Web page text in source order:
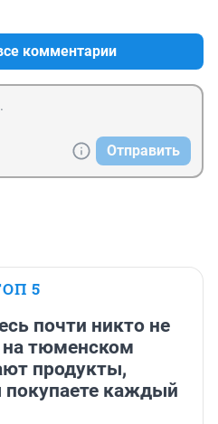
комментарии
Отправить
5
почти никто не
на тюменском
продукты,
каждый